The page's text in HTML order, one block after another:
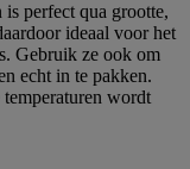
is perfect qua grootte,
ideaal voor het
Gebruik ze ook om
echt in te pakken.
wordt